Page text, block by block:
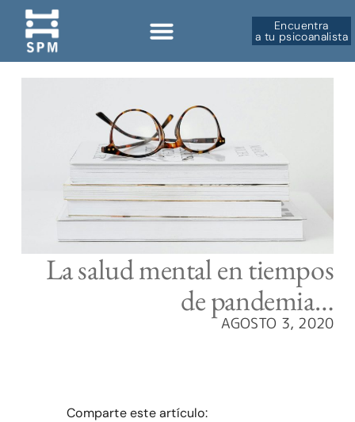
Encuentra
a tu psicoanalista
La salud mental en tiempos
de pandemia…
AGOSTO 3, 2020
Comparte este artículo: